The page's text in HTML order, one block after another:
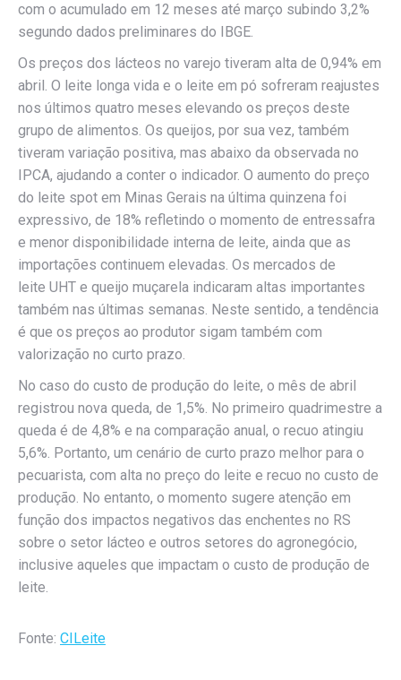
com o acumulado em 12 meses até março subindo 3,2%
segundo dados preliminares do IBGE.
Os preços dos lácteos no varejo tiveram alta de 0,94% em
abril. O leite longa vida e o leite em pó sofreram reajustes
nos últimos quatro meses elevando os preços deste
grupo de alimentos. Os queijos, por sua vez, também
tiveram variação positiva, mas abaixo da observada no
IPCA, ajudando a conter o indicador. O aumento do preço
do leite spot em Minas Gerais na última quinzena foi
expressivo, de 18% refletindo o momento de entressafra
e menor disponibilidade interna de leite, ainda que as
importações continuem elevadas. Os mercados de
leite UHT e queijo muçarela indicaram altas importantes
também nas últimas semanas. Neste sentido, a tendência
é que os preços ao produtor sigam também com
valorização no curto prazo.
No caso do custo de produção do leite, o mês de abril
registrou nova queda, de 1,5%. No primeiro quadrimestre a
queda é de 4,8% e na comparação anual, o recuo atingiu
5,6%. Portanto, um cenário de curto prazo melhor para o
pecuarista, com alta no preço do leite e recuo no custo de
produção. No entanto, o momento sugere atenção em
função dos impactos negativos das enchentes no RS
sobre o setor lácteo e outros setores do agronegócio,
inclusive aqueles que impactam o custo de produção de
leite.
Fonte: CILeite